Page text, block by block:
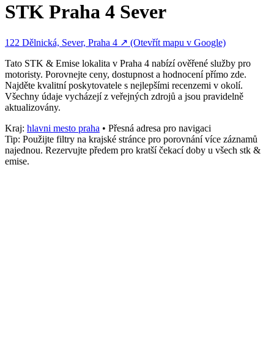
STK Praha 4 Sever
122 Dělnická, Sever, Praha 4 ↗ (Otevřít mapu v Google)
Tato STK & Emise lokalita v Praha 4 nabízí ověřené služby pro
motoristy. Porovnejte ceny, dostupnost a hodnocení přímo zde.
Najděte kvalitní poskytovatele s nejlepšími recenzemi v okolí.
Všechny údaje vycházejí z veřejných zdrojů a jsou pravidelně
aktualizovány.
Kraj: hlavni mesto praha • Přesná adresa pro navigaci
Tip: Použijte filtry na krajské stránce pro porovnání více záznamů
najednou. Rezervujte předem pro kratší čekací doby u všech stk &
emise.